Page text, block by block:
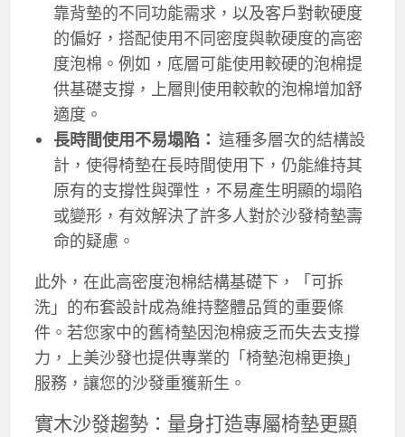
靠背墊的不同功能需求，以及客戶對軟硬度
的偏好，搭配使用不同密度與軟硬度的高密
度泡棉。例如，底層可能使用較硬的泡棉提
供基礎支撐，上層則使用較軟的泡棉增加舒
適度。
長時間使用不易塌陷： 這種多層次的結構設
計，使得椅墊在長時間使用下，仍能維持其
原有的支撐性與彈性，不易產生明顯的塌陷
或變形，有效解決了許多人對於沙發椅墊壽
命的疑慮。
此外，在此高密度泡棉結構基礎下，「可拆
洗」的布套設計成為維持整體品質的重要條
件。若您家中的舊椅墊因泡棉疲乏而失去支撐
力，上美沙發也提供專業的「椅墊泡棉更換」
服務，讓您的沙發重獲新生。
實木沙發趨勢：量身打造專屬椅墊更顯